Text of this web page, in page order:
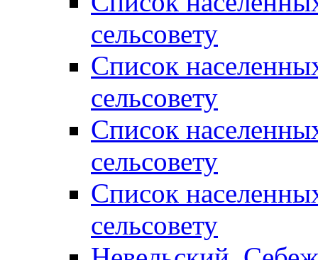
сельсовету
Список
сельсовету
Список
сельсовету
Список
сельсовету